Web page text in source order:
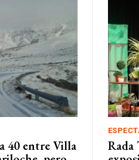
40 entre Villa